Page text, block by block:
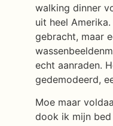
walking dinner
uit heel
gebracht, maar
echt aanraden.
gedemodeerd,
Moe maar
dook ik mijn